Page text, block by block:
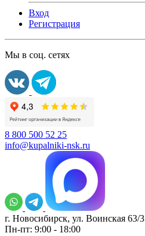
Вход
Регистрация
Мы в соц. сетях
8 800 500 52 25
info@kupalniki-nsk.ru
г. Новосибирск, ул. Воинская 63/3
Пн-пт: 9:00 - 18:00